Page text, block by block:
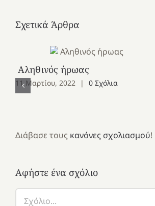
Σχετικά Άρθρα
Αληθινός ήρωας
11 Μαρτίου, 2022 | 0 Σχόλια
Διάβασε τους κανόνες σχολιασμού!
Αφήστε ένα σχόλιο